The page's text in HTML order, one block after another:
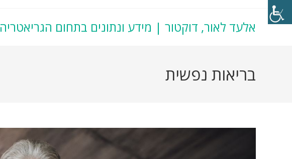
אלעד לאור, דוקטור | מידע ונתונים בתחום הגריאטריה
בריאות נפשית